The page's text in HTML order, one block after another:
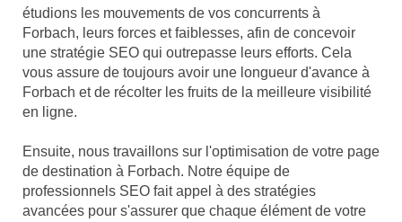
étudions les mouvements de vos concurrents à
Forbach, leurs forces et faiblesses, afin de concevoir
une stratégie SEO qui outrepasse leurs efforts. Cela
vous assure de toujours avoir une longueur d'avance à
Forbach et de récolter les fruits de la meilleure visibilité
en ligne.
Ensuite, nous travaillons sur l'optimisation de votre page
de destination à Forbach. Notre équipe de
professionnels SEO fait appel à des stratégies
avancées pour s'assurer que chaque élément de votre